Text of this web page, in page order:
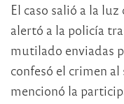
El caso salió a la
alertó a la policía
mutilado enviadas
confesó el crimen
mencionó la